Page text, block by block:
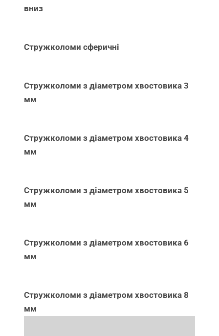
вниз
Стружколоми сферичні
Стружколоми з діаметром хвостовика 3
мм
Стружколоми з діаметром хвостовика 4
мм
Стружколоми з діаметром хвостовика 5
мм
Стружколоми з діаметром хвостовика 6
мм
Стружколоми з діаметром хвостовика 8
мм